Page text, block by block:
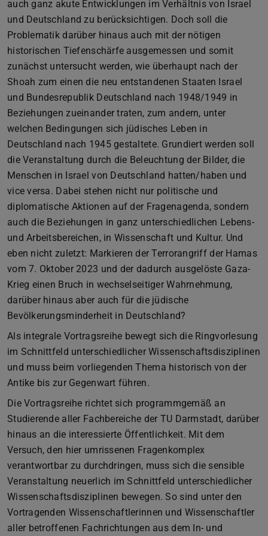
auch ganz akute Entwicklungen im Verhältnis von Israel
und Deutschland zu berücksichtigen. Doch soll die
Problematik darüber hinaus auch mit der nötigen
historischen Tiefenschärfe ausgemessen und somit
zunächst untersucht werden, wie überhaupt nach der
Shoah zum einen die neu entstandenen Staaten Israel
und Bundesrepublik Deutschland nach 1948/1949 in
Beziehungen zueinander traten, zum andern, unter
welchen Bedingungen sich jüdisches Leben in
Deutschland nach 1945 gestaltete. Grundiert werden soll
die Veranstaltung durch die Beleuchtung der Bilder, die
Menschen in Israel von Deutschland hatten/haben und
vice versa. Dabei stehen nicht nur politische und
diplomatische Aktionen auf der Fragenagenda, sondern
auch die Beziehungen in ganz unterschiedlichen Lebens-
und Arbeitsbereichen, in Wissenschaft und Kultur. Und
eben nicht zuletzt: Markieren der Terrorangriff der Hamas
vom 7. Oktober 2023 und der dadurch ausgelöste Gaza-
Krieg einen Bruch in wechselseitiger Wahrnehmung,
darüber hinaus aber auch für die jüdische
Bevölkerungsminderheit in Deutschland?
Als integrale Vortragsreihe bewegt sich die Ringvorlesung
im Schnittfeld unterschiedlicher Wissenschaftsdisziplinen
und muss beim vorliegenden Thema historisch von der
Antike bis zur Gegenwart führen.
Die Vortragsreihe richtet sich programmgemäß an
Studierende aller Fachbereiche der TU Darmstadt, darüber
hinaus an die interessierte Öffentlichkeit. Mit dem
Versuch, den hier umrissenen Fragenkomplex
verantwortbar zu durchdringen, muss sich die sensible
Veranstaltung neuerlich im Schnittfeld unterschiedlicher
Wissenschaftsdisziplinen bewegen. So sind unter den
Vortragenden Wissenschaftlerinnen und Wissenschaftler
aller betroffenen Fachrichtungen aus dem In- und